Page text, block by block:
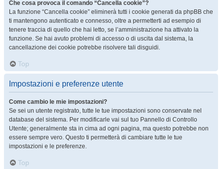
Che cosa provoca il comando “Cancella cookie”?
La funzione “Cancella cookie” eliminerà tutti i cookie generati da phpBB che
ti mantengono autenticato e connesso, oltre a permetterti ad esempio di
tenere traccia di quello che hai letto, se l’amministrazione ha attivato la
funzione. Se hai avuto problemi di accesso o di uscita dal sistema, la
cancellazione dei cookie potrebbe risolvere tali disguidi.
Top
Impostazioni e preferenze utente
Come cambio le mie impostazioni?
Se sei un utente registrato, tutte le tue impostazioni sono conservate nel
database del sistema. Per modificarle vai sul tuo Pannello di Controllo
Utente; generalmente sta in cima ad ogni pagina, ma questo potrebbe non
essere sempre vero. Questo ti permetterà di cambiare tutte le tue
impostazioni e le preferenze.
Top